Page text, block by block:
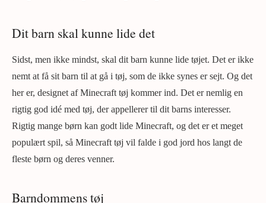
Dit barn skal kunne lide det
Sidst, men ikke mindst, skal dit barn kunne lide tøjet. Det er ikke
nemt at få sit barn til at gå i tøj, som de ikke synes er sejt. Og det
her er, designet af Minecraft tøj kommer ind. Det er nemlig en
rigtig god idé med tøj, der appellerer til dit barns interesser.
Rigtig mange børn kan godt lide Minecraft, og det er et meget
populært spil, så Minecraft tøj vil falde i god jord hos langt de
fleste børn og deres venner.
Barndommens tøj